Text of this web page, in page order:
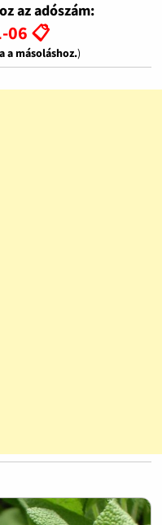
az adószám:
06 📋
a másoláshoz.)